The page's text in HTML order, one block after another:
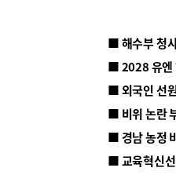
■ 해수부 청
■ 2028 유엔
■ 외국인 선
■ 비위 논란